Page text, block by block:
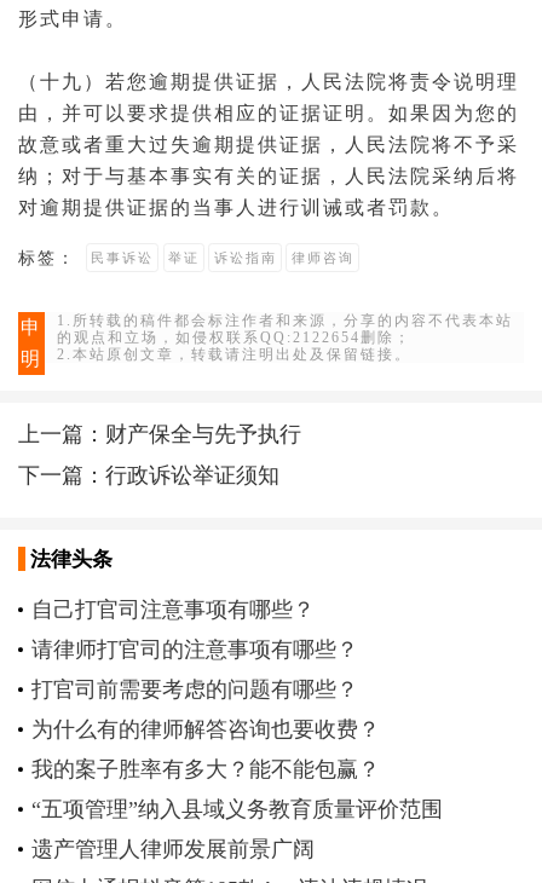
形式申请。
（十九）若您逾期提供证据，人民法院将责令说明理
由，并可以要求提供相应的证据证明。如果因为您的
故意或者重大过失逾期提供证据，人民法院将不予采
纳；对于与基本事实有关的证据，人民法院采纳后将
对逾期提供证据的当事人进行训诫或者罚款 。
标签： 民事诉讼 举证 诉讼指南 律师咨询
申
明
1.所转载的稿件都会标注作者和来源，分享的内容不代表本站
的观点和立场，如侵权联系QQ:2122654删除；
2.本站原创文章，转载请注明出处及保留链接。
上一篇： 财产保全与先予执行
下一篇：行政诉讼举证须知
法律头条
自己打官司注意事项有哪些？
请律师打官司的注意事项有哪些？
打官司前需要考虑的问题有哪些？
为什么有的律师解答咨询也要收费？
我的案子胜率有多大？能不能包赢？
“五项管理”纳入县域义务教育质量评价范围
遗产管理人律师发展前景广阔